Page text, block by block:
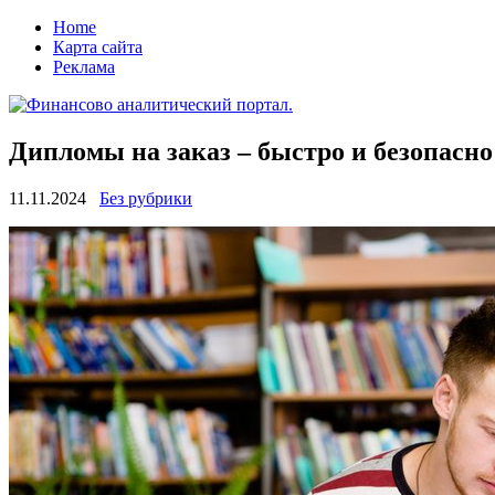
Home
Карта сайта
Реклама
Дипломы на заказ – быстро и безопасно
11.11.2024 Без рубрики